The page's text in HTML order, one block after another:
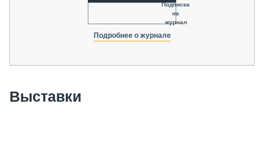
Подписка
на
журнал
Подробнее о журнале
Выставки